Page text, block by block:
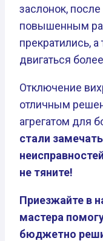
заслонок,
повышенным
прекратились,
двигаться
Отключение
отличным
агрегатом для
стали
не тяните!
Приезжайте в
мастера
бюджетно